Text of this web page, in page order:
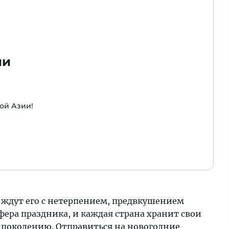
Азии!
его с нетерпением, предвкушением
праздника, и каждая страна хранит свои
Отправиться на новогодние